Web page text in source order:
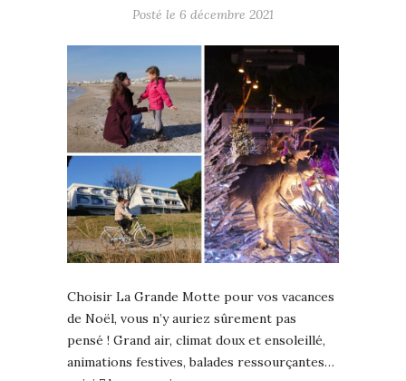
Posté le 6 décembre 2021
Choisir La Grande Motte pour vos vacances
de Noël, vous n’y auriez sûrement pas
pensé ! Grand air, climat doux et ensoleillé,
animations festives, balades ressourçantes…